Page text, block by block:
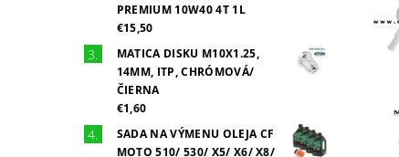
PREMIUM 10W40 4T 1L
€15,50
MATICA DISKU M10X1.25,
14MM, ITP, CHRÓMOVÁ/
ČIERNA
€1,60
SADA NA VÝMENU OLEJA CF
MOTO 510/ 530/ X5/ X6/ X8/